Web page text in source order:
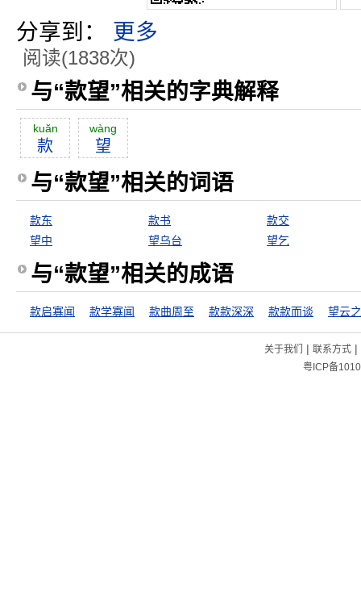
分享到： 更多
阅读(1838次)
与“款望”相关的字典解释
kuăn
款
wàng
望
与“款望”相关的词语
款东 款书
款交
望中
望乌台 望乞
与“款望”相关的成语
款启寡闻 款学寡闻 款曲周至 款款深深 款款而谈 望云
关于我们 | 联系方式|
粤ICP备